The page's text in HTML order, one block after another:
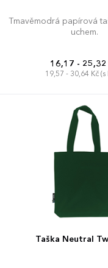
Tmavěmodrá papírová
uchem.
16,17 - 25,32
19,57 - 30,64 Kč (s
Taška Neutral